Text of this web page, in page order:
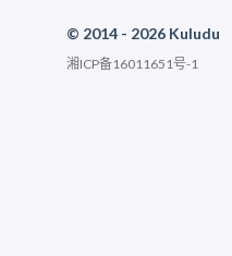
© 2014 - 2026 Kuludu
湘ICP备16011651号-1